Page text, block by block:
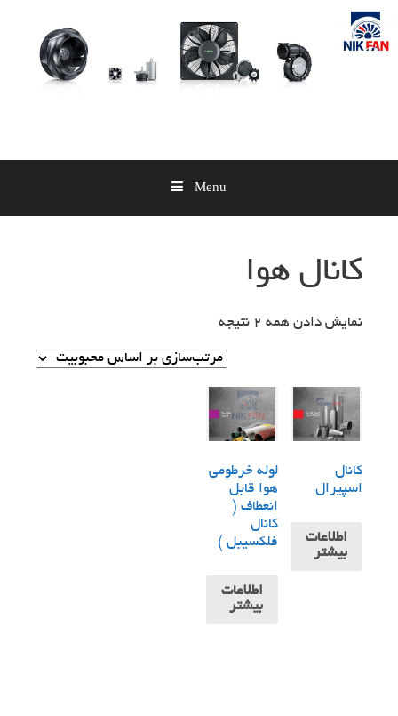
Skip
content
Menu
کانال هوا
نمایش دادن همه 2 نتیجه
کانال
اسپیرال
اطلاعات
بیشتر
لوله خرطومی
هوا قابل
انعطاف (
کانال
فلکسیبل )
اطلاعات
بیشتر